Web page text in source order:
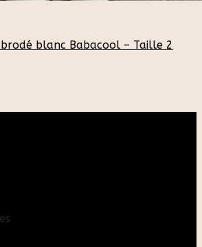
blanc Babacool – Taille 2